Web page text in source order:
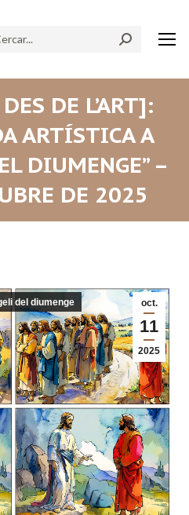
DE L’ART]:
ARTÍSTICA A
DIUMENGE” –
DE 2025
oct.
11
2025
del diumenge